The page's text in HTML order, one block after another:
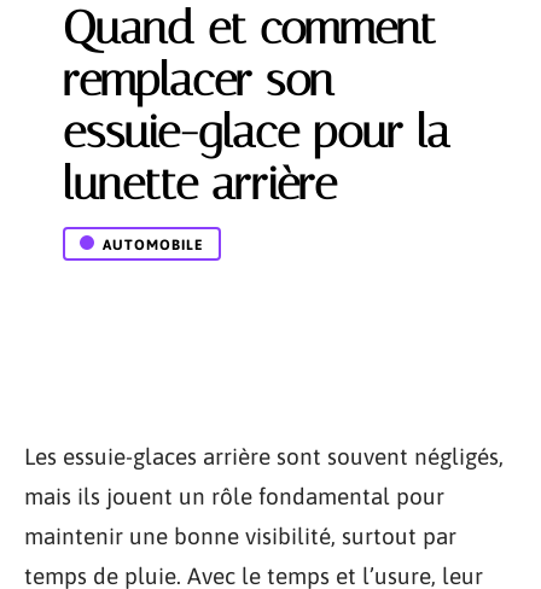
Quand et comment
remplacer son
essuie-glace pour la
lunette arrière
AUTOMOBILE
Les essuie-glaces arrière sont souvent négligés,
mais ils jouent un rôle fondamental pour
maintenir une bonne visibilité, surtout par
temps de pluie. Avec le temps et l’usure, leur